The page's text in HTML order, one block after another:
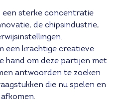
een sterke concentratie
de chipsindustrie,
een krachtige creatieve
hand om deze partijen met
antwoorden te zoeken
die nu spelen en